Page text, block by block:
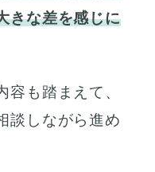
きな差を感じに
容も踏まえて、
談しながら進め